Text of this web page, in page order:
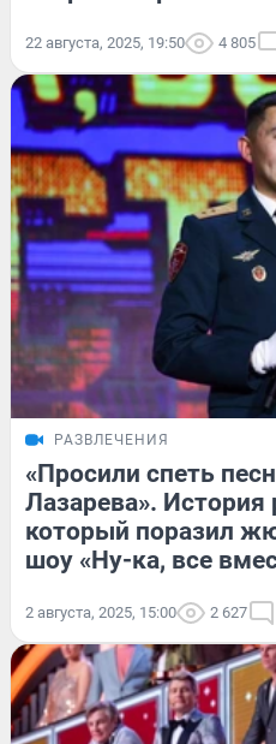
22 августа, 2025, 19:50 4 805
РАЗВЛЕЧЕНИЯ
«Просили спеть
Лазарева». История
который поразил
шоу «Ну-ка, все
2 августа, 2025, 15:00 2 627